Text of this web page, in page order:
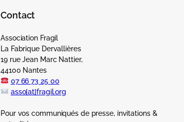
Contact
Association Fragil
La Fabrique Dervallières
19 rue Jean Marc Nattier,
44100 Nantes
07 66 73 25 00
asso[at]fragil.org
Pour vos communiqués de presse, invitations &